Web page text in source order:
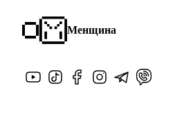
Менщина